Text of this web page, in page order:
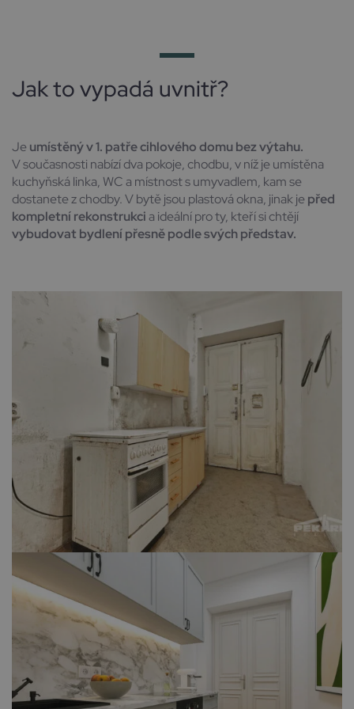
Jak to vypadá uvnitř?
Jeumístěný v 1. patře cihlového domu bez výtahu.
V současnosti nabízí dva pokoje, chodbu, v níž je umístěna
kuchyňská linka, WC a místnost s umyvadlem, kam se
dostanete z chodby. V bytě jsou plastová okna, jinak jepřed
kompletní rekonstrukcia ideální pro ty, kteří si chtějí
vybudovat bydlení přesně podle svých představ.